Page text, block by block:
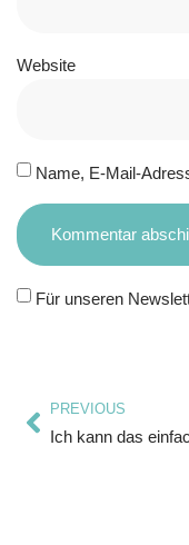
Website
Name, E-Mail-
Für unseren
PREVIOUS
Ich kann das